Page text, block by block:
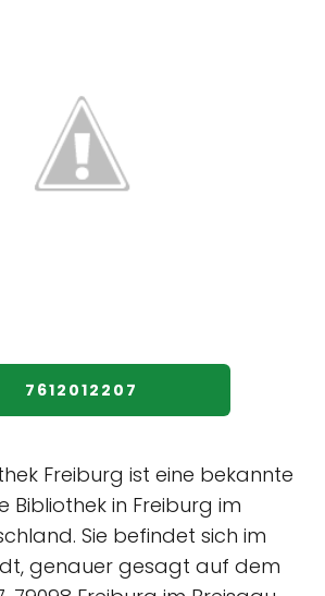
7612012207
Freiburg ist eine bekannte
Bibliothek in Freiburg im
Sie befindet sich im
genauer gesagt auf dem